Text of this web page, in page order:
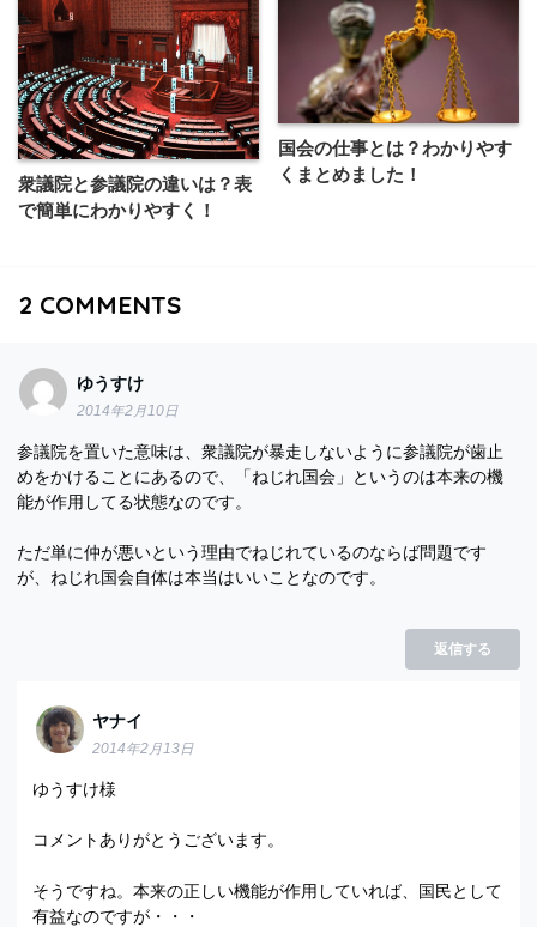
衆議院と参議院の違いは？表
で簡単にわかりやすく！
国会の仕事とは？わかりやす
くまとめました！
2 COMMENTS
ゆうすけ
2014年2月10日
参議院を置いた意味は、衆議院が暴走しないように参議院が歯止
めをかけることにあるので、「ねじれ国会」というのは本来の機
能が作用してる状態なのです。
ただ単に仲が悪いという理由でねじれているのならば問題です
が、ねじれ国会自体は本当はいいことなのです。
返信する
ヤナイ
2014年2月13日
ゆうすけ様
コメントありがとうございます。
そうですね。本来の正しい機能が作用していれば、国民として
有益なのですが・・・